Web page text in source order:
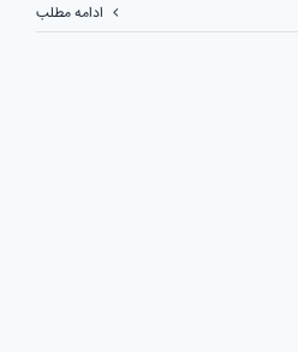
ادامه مطلب